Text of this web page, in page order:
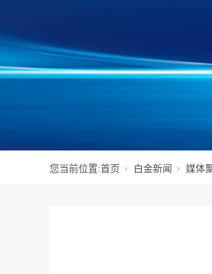
您当前位置:首页 白金新闻 媒体